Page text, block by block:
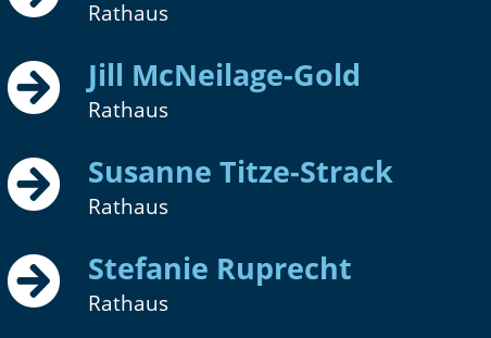
Rathaus
Jill McNeilage-Gold
Rathaus
Susanne Titze-Strack
Rathaus
Stefanie Ruprecht
Rathaus